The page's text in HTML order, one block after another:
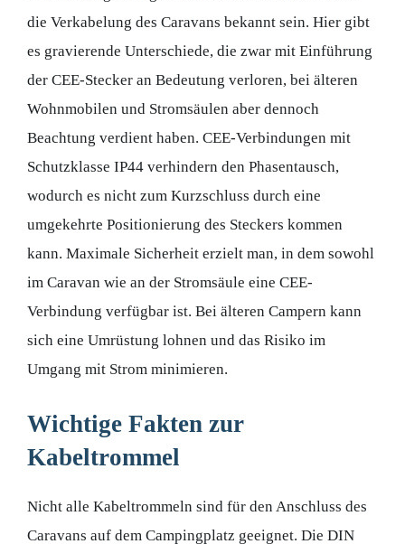
die Verkabelung des Caravans bekannt sein. Hier gibt
es gravierende Unterschiede, die zwar mit Einführung
der CEE-Stecker an Bedeutung verloren, bei älteren
Wohnmobilen und Stromsäulen aber dennoch
Beachtung verdient haben. CEE-Verbindungen mit
Schutzklasse IP44 verhindern den Phasentausch,
wodurch es nicht zum Kurzschluss durch eine
umgekehrte Positionierung des Steckers kommen
kann. Maximale Sicherheit erzielt man, in dem sowohl
im Caravan wie an der Stromsäule eine CEE-
Verbindung verfügbar ist. Bei älteren Campern kann
sich eine Umrüstung lohnen und das Risiko im
Umgang mit Strom minimieren.
Wichtige Fakten zur
Kabeltrommel
Nicht alle Kabeltrommeln sind für den Anschluss des
Caravans auf dem Campingplatz geeignet. Die DIN